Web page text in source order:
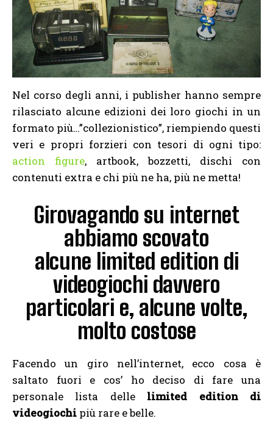
Nel corso degli anni, i publisher hanno sempre
rilasciato alcune edizioni dei loro giochi in un
formato più…”collezionistico”, riempiendo questi
veri e propri forzieri con tesori di ogni tipo:
action figure, artbook, bozzetti, dischi con
contenuti extra e chi più ne ha, più ne metta!
Girovagando su internet
abbiamo scovato
alcune limited edition di
videogiochi davvero
particolari e, alcune volte,
molto costose
Facendo un giro nell’internet, ecco cosa è
saltato fuori e cos’ ho deciso di fare una
personale lista delle limited edition di
videogiochi più rare e belle.